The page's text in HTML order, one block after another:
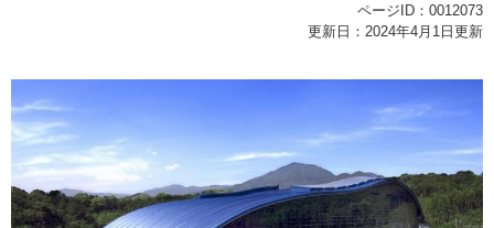
ページID：0012073
更新日：2024年4月1日更新